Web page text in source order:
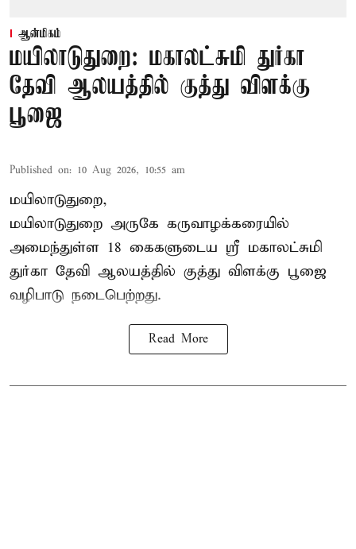
ஆன்மிகம்
மயிலாடுதுறை: மகாலட்சுமி துர்கா
தேவி ஆலயத்தில் குத்து விளக்கு
பூஜை
Published on: 10 Aug 2026, 10:55 am
மயிலாடுதுறை,
மயிலாடுதுறை அருகே கருவாழக்கரையில்
அமைந்துள்ள 18 கைகளுடைய ஸ்ரீ மகாலட்சுமி
துர்கா தேவி ஆலயத்தில் குத்து விளக்கு பூஜை
வழிபாடு நடைபெற்றது.
Read More